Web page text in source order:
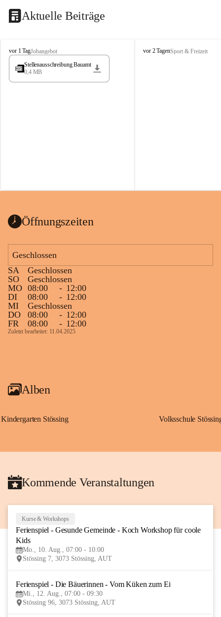
Aktuelle Beiträge
S
t
s
vor 1 TagJobangebot
Stellenausschreibung Bauamt
0,4 MB
S
vor 2 TagenSport & Freizeit
Öffnungszeiten
Geschlossen
SA
Geschlossen
SO
Geschlossen
MO 08:00 - 12:00
DI
08:00 - 12:00
MI
Geschlossen
DO
08:00 - 12:00
FR
08:00 - 12:00
Zuletzt bearbeitet: 11.04.2025
Alben
Kindergarten Stössing Volksschule
Kommende Veranstaltungen
AUG
Kurse & Workshops
Ferienspiel - Gesunde Gemeinde - Koch Workshop für coole
Kids
Mo., 10. Aug., 07:00 - 10:00
Stössing 7, 3073 Stössing, AUT
Ferienspiel - Die Bäuerinnen - Vom Küken zum Ei
Mi., 12. Aug., 07:00 - 09:30
Stössing 96, 3073 Stössing, AUT